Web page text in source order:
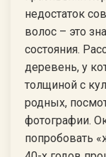
недостаток
волос – это
состояния.
деревень, у
толщиной с
родных,
фотографии.
попробовать